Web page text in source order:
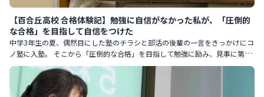
【百合丘高校 合格体験記】勉強に自信がなかった私が、「圧倒的
な合格」を目指して自信をつけた
中学3年生の夏、偶然目にした塾のチラシと部活の後輩の一言をきっかけにコ
ノ塾に入塾。 そこから「圧倒的な合格」を目指して勉強に励み、見事に第一
志望の百合丘高校への合格を勝ち取りました。 入塾前は「勉強に